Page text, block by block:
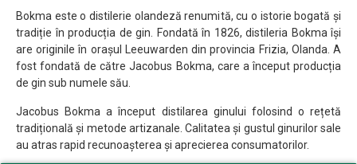
Bokma este o distilerie olandeză renumită, cu o istorie bogată și
tradiție în producția de gin. Fondată în 1826, distileria Bokma își
are originile în orașul Leeuwarden din provincia Frizia, Olanda. A
fost fondată de către Jacobus Bokma, care a început producția
de gin sub numele său.
Jacobus Bokma a început distilarea ginului folosind o rețetă
tradițională și metode artizanale. Calitatea și gustul ginurilor sale
au atras rapid recunoașterea și aprecierea consumatorilor.